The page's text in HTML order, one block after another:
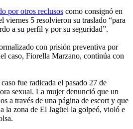
por otros reclusos como consignó en
5 resolvieron su traslado “para
a su perfil y por su seguridad”.
con prisión preventiva por
caso, Fiorella Marzano, continúa con
fue radicada el pasado 27 de
sexual. La mujer denunció que un
a través de una página de escort y que
la zona de El Jagüel la golpeó, violó e